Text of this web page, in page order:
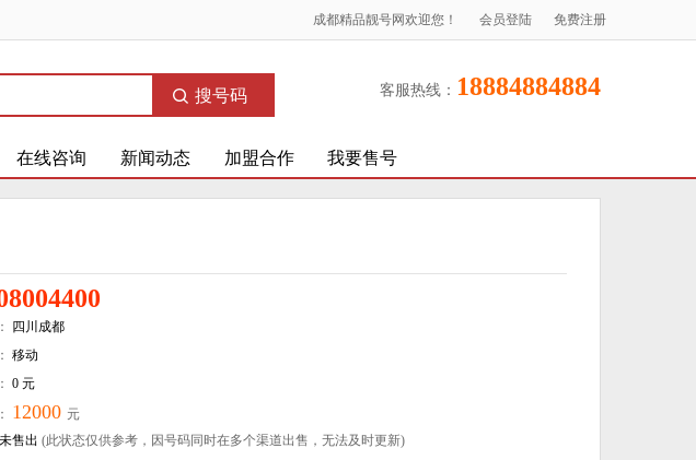
成都精品靓号网欢迎您！ 会员登陆 免费注册
搜号码 客服热线： 18884884884
在线咨询 新闻动态 加盟合作 我要售号
四川成都
移动
0 元
12000 元
未售出 (此状态仅供参考，因号码同时在多个渠道出售，无法及时更新)